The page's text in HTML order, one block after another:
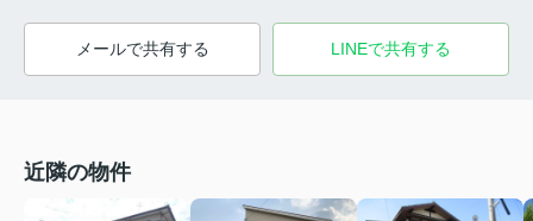
メールで共有する LINEで共有する
近隣の物件